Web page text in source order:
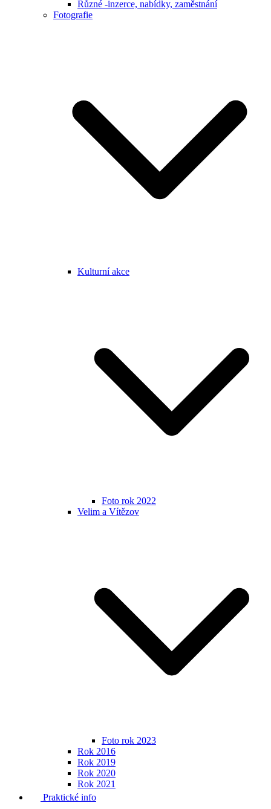
Různé -inzerce, nabídky, zaměstnání
Fotografie
Kulturní akce
Foto rok 2022
Velim a Vítězov
Foto rok 2023
Rok 2016
Rok 2019
Rok 2020
Rok 2021
Praktické info